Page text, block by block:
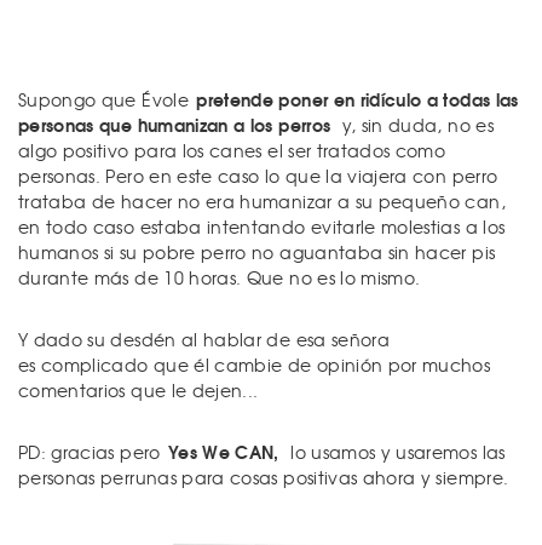
Supongo que Évole pretende poner en ridículo a todas las
personas que humanizan a los perros y, sin duda, no es
algo positivo para los canes el ser tratados como
personas. Pero en este caso lo que la viajera con perro
trataba de hacer no era humanizar a su pequeño can,
en todo caso estaba intentando evitarle molestias a los
humanos si su pobre perro no aguantaba sin hacer pis
durante más de 10 horas. Que no es lo mismo.
Y dado su desdén al hablar de esa señora
es complicado que él cambie de opinión por muchos
comentarios que le dejen...
PD: gracias pero Yes We CAN, lo usamos y usaremos las
personas perrunas para cosas positivas ahora y siempre.